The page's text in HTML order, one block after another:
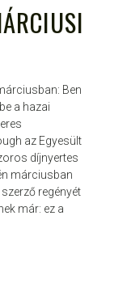
Ben
a hazai
az Egyesült
díjnyertes
márciusban
regényét
már: ez a